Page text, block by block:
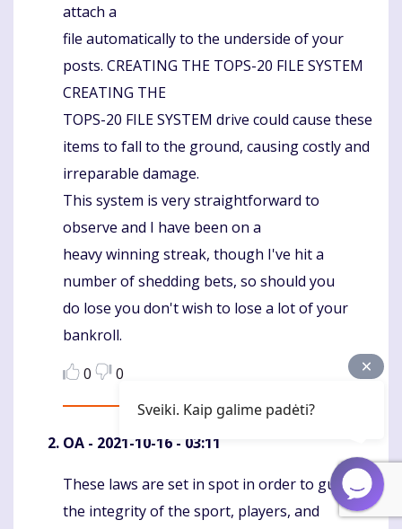
attach a
file automatically to the underside of your
posts. CREATING THE TOPS-20 FILE SYSTEM
CREATING THE
TOPS-20 FILE SYSTEM drive could cause these
items to fall to the ground, causing costly and
irreparable damage.
This system is very straightforward to
observe and I have been on a
heavy winning streak, though I've hit a
number of shedding bets, so should you
do lose you don't wish to lose a lot of your
bankroll.
0
0
OA - 2021-10-16 - 03:11
Komentaras
These laws are set in spot in order to guard
the integrity of the sport, players, and
Sveiki. Kaip galime padėti?